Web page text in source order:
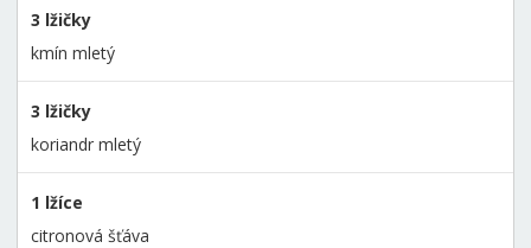
3 lžičky
kmín mletý
3 lžičky
koriandr mletý
1 lžíce
citronová šťáva